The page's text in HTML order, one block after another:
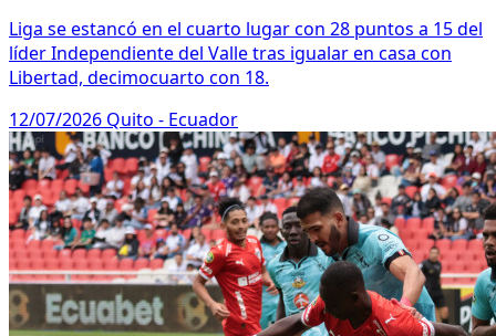
Liga se estancó en el cuarto lugar con 28 puntos a 15 del
líder Independiente del Valle tras igualar en casa con
Libertad, decimocuarto con 18.
12/07/2026 Quito - Ecuador